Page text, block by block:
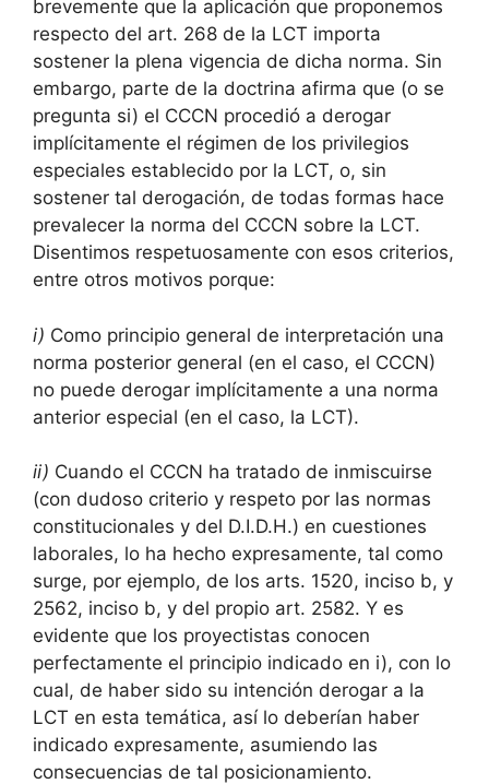
brevemente que la aplicación que proponemos
respecto del art. 268 de la LCT importa
sostener la plena vigencia de dicha norma. Sin
embargo, parte de la doctrina afirma que (o se
pregunta si) el CCCN procedió a derogar
implícitamente el régimen de los privilegios
especiales establecido por la LCT, o, sin
sostener tal derogación, de todas formas hace
prevalecer la norma del CCCN sobre la LCT.
Disentimos respetuosamente con esos criterios,
entre otros motivos porque:
i) Como principio general de interpretación una
norma posterior general (en el caso, el CCCN)
no puede derogar implícitamente a una norma
anterior especial (en el caso, la LCT).
ii) Cuando el CCCN ha tratado de inmiscuirse
(con dudoso criterio y respeto por las normas
constitucionales y del D.I.D.H.) en cuestiones
laborales, lo ha hecho expresamente, tal como
surge, por ejemplo, de los arts. 1520, inciso b, y
2562, inciso b, y del propio art. 2582. Y es
evidente que los proyectistas conocen
perfectamente el principio indicado en i), con lo
cual, de haber sido su intención derogar a la
LCT en esta temática, así lo deberían haber
indicado expresamente, asumiendo las
consecuencias de tal posicionamiento.